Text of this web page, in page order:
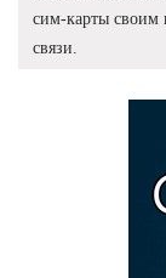
сим-карты своим
связи.